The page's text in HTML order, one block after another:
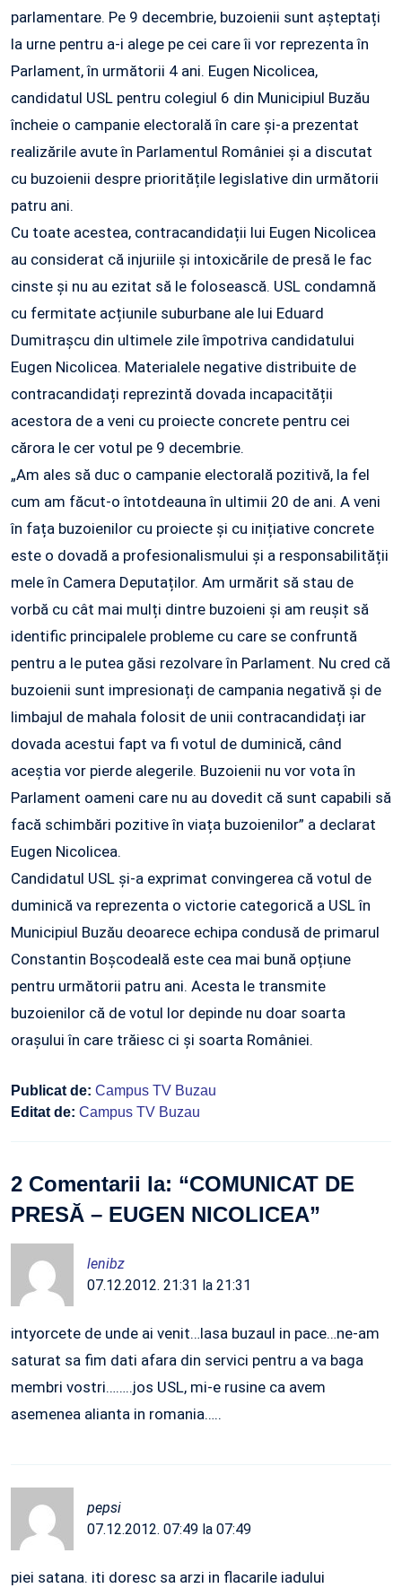
parlamentare. Pe 9 decembrie, buzoienii sunt așteptați
la urne pentru a-i alege pe cei care îi vor reprezenta în
Parlament, în următorii 4 ani. Eugen Nicolicea,
candidatul USL pentru colegiul 6 din Municipiul Buzău
încheie o campanie electorală în care și-a prezentat
realizările avute în Parlamentul României și a discutat
cu buzoienii despre prioritățile legislative din următorii
patru ani.
Cu toate acestea, contracandidații lui Eugen Nicolicea
au considerat că injuriile și intoxicările de presă le fac
cinste și nu au ezitat să le folosească. USL condamnă
cu fermitate acțiunile suburbane ale lui Eduard
Dumitrașcu din ultimele zile împotriva candidatului
Eugen Nicolicea. Materialele negative distribuite de
contracandidați reprezintă dovada incapacității
acestora de a veni cu proiecte concrete pentru cei
cărora le cer votul pe 9 decembrie.
„Am ales să duc o campanie electorală pozitivă, la fel
cum am făcut-o întotdeauna în ultimii 20 de ani. A veni
în fața buzoienilor cu proiecte și cu inițiative concrete
este o dovadă a profesionalismului și a responsabilității
mele în Camera Deputaților. Am urmărit să stau de
vorbă cu cât mai mulți dintre buzoieni și am reușit să
identific principalele probleme cu care se confruntă
pentru a le putea găsi rezolvare în Parlament. Nu cred că
buzoienii sunt impresionați de campania negativă și de
limbajul de mahala folosit de unii contracandidați iar
dovada acestui fapt va fi votul de duminică, când
aceștia vor pierde alegerile. Buzoienii nu vor vota în
Parlament oameni care nu au dovedit că sunt capabili să
facă schimbări pozitive în viața buzoienilor” a declarat
Eugen Nicolicea.
Candidatul USL și-a exprimat convingerea că votul de
duminică va reprezenta o victorie categorică a USL în
Municipiul Buzău deoarece echipa condusă de primarul
Constantin Boșcodeală este cea mai bună opțiune
pentru următorii patru ani. Acesta le transmite
buzoienilor că de votul lor depinde nu doar soarta
orașului în care trăiesc ci și soarta României.
Publicat de: Campus TV Buzau
Editat de: Campus TV Buzau
2 Comentarii la: “COMUNICAT DE
PRESĂ – EUGEN NICOLICEA”
lenibz
07.12.2012. 21:31 la 21:31
intyorcete de unde ai venit…lasa buzaul in pace…ne-am
saturat sa fim dati afara din servici pentru a va baga
membri vostri……..jos USL, mi-e rusine ca avem
asemenea alianta in romania…..
pepsi
07.12.2012. 07:49 la 07:49
piei satana. iti doresc sa arzi in flacarile iadului